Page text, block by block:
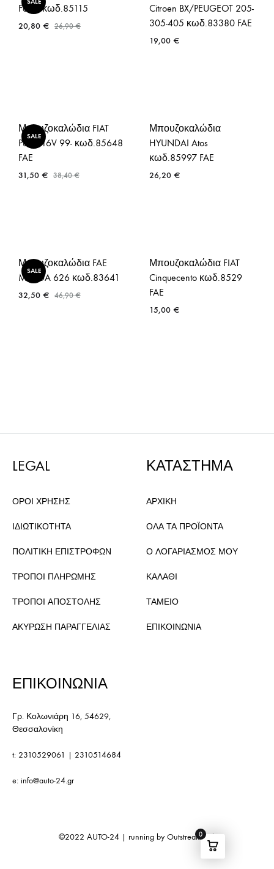
Focus κωδ.85115
20,80 € 26,90€
Citroen BX/PEUGEOT 205-
305-405 κωδ.83380 FAE
19,00 €
SALE
Μπουζοκαλώδια FIAT
Punto 16V 99- κωδ.85648
FAE
31,50 € 38,40€
Μπουζοκαλώδια
HYUNDAI Atos
κωδ.85997 FAE
26,20 €
SALE
Μπουζοκαλώδια FAE
MAZDA 626 κωδ.83641
32,50 € 46,90€
Μπουζοκαλώδια FIAT
Cinquecento κωδ.8529
FAE
15,00 €
LEGAL
ΟΡΟΙ ΧΡΗΣΗΣ
ΙΔΙΩΤΙΚΟΤΗΤΑ
ΠΟΛΙΤΙΚΗ ΕΠΙΣΤΡΟΦΩΝ
ΤΡΟΠΟΙ ΠΛΗΡΩΜΗΣ
ΤΡΟΠΟΙ ΑΠΟΣΤΟΛΗΣ
ΑΚΥΡΩΣΗ ΠΑΡΑΓΓΕΛΙΑΣ
ΚΑΤΑΣΤΗΜΑ
ΑΡΧΙΚΗ
ΟΛΑ ΤΑ ΠΡΟΪΟΝΤΑ
Ο ΛΟΓΑΡΙΑΣΜΟΣ ΜΟΥ
ΚΑΛΑΘΙ
ΤΑΜΕΙΟ
ΕΠΙΚΟΙΝΩΝΙΑ
ΕΠΙΚΟΙΝΩΝΙΑ
Γρ. Κολωνιάρη 16, 54629,
Θεσσαλονίκη
t: 2310529061 | 2310514684
e: info@auto-24.gr
©2022 AUTO-24| running byOutstream S.A
0